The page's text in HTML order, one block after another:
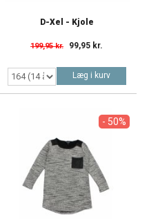
D-Xel - Kjole
199,95 kr. 99,95 kr.
Læg i kurv
- 50%